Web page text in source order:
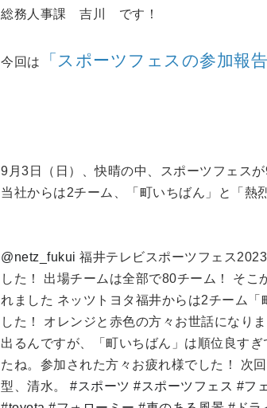
総務人事課 吉川 です！
今回は 「スポーツフェスの参加報告
9月3日（日）、快晴の中、スポーツフェス
当社からは2チーム、
「町いちばん」 と 「熱
@netz_fukui 福井テレビスポーツフェス
した！ 出場チームは全部で80チーム！ そこ
れました ネッツトヨタ福井からは2チーム「
した！ オレンジと赤色の方々お世話になり
出るんですが、「町いちばん」は順位良す
たね。参加された方々お疲れ様でした！ 次
型、清水。 #スポーツ #スポーツフェス #フ